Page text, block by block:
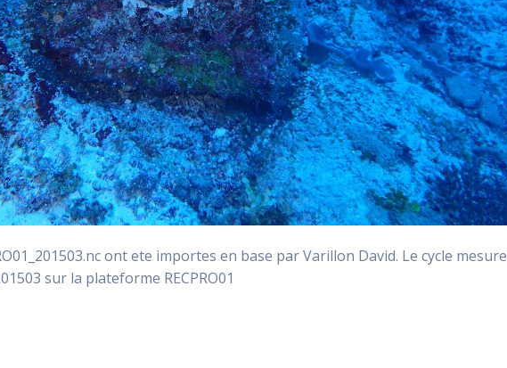
ont ete importes en base par Varillon David. Le cycle mesure
sur la plateforme RECPRO01